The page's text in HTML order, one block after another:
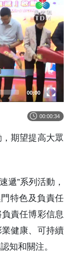
00:00
00:00:34
期望提高大眾
遞”系列活動，
特色及負責任
責任博彩信息
健康、可持續
知和關注。